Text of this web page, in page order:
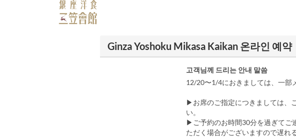
Ginza Yoshoku Mikasa Kaikan 온라인 예약
고객님께 드리는 안내 말씀
12/20〜1/4におきましては、一部
▶お席のご指定につきましては、
い。
▶ご予約のお時間30分を過ぎてご
ただく場合がございますので遅れ